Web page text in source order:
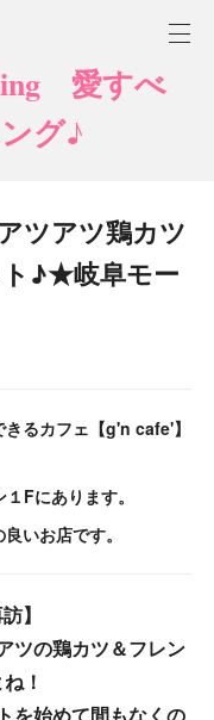
愛すべ
グ♪
ツアツ鶏カツ
♪★岐阜モー
るカフェ【g'n cafe'】
Fにあります。
いお店です。
】
ツの鶏カツ＆フレン
！